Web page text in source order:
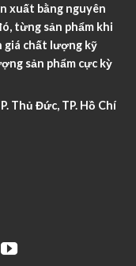
xuất bằng nguyên
từng sản phẩm khi
giá chất lượng kỹ
sản phẩm cực kỳ
Thủ Đức, TP. Hồ Chí